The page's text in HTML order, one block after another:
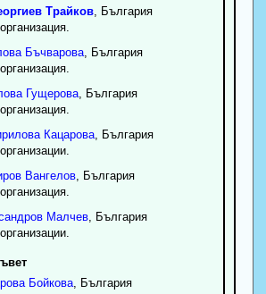
Трайков, България
Бъчварова, България
Гущерова, България
Кацарова, България
Вангелов, България
Малчев, България
Бойкова, България